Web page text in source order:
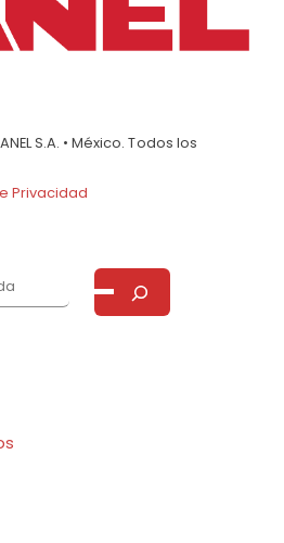
S.A. • México. Todos los
Privacidad